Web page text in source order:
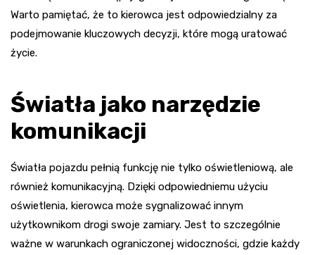
Warto pamiętać, że to kierowca jest odpowiedzialny za
podejmowanie kluczowych decyzji, które mogą uratować
życie.
Światła jako narzędzie
komunikacji
Światła pojazdu pełnią funkcję nie tylko oświetleniową, ale
również komunikacyjną. Dzięki odpowiedniemu użyciu
oświetlenia, kierowca może sygnalizować innym
użytkownikom drogi swoje zamiary. Jest to szczególnie
ważne w warunkach ograniczonej widoczności, gdzie każdy